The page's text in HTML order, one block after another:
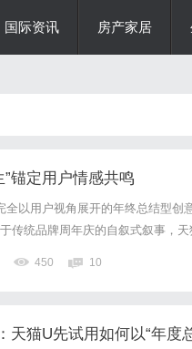
国际资讯 房产家居
锚定用户情感共鸣
以用户视角展开的年终总结型创
传统品牌周年庆的自叙式叙事，
台协同传播，不仅突破了用户注
品牌与用户双向奔赴的标杆案例。
450 10
天猫U先试用如何以“年度